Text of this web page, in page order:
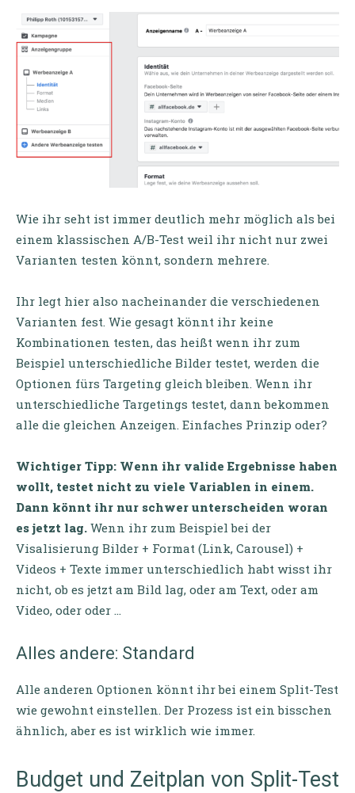
Wie ihr seht ist immer deutlich mehr möglich als bei
einem klassischen A/B-Test weil ihr nicht nur zwei
Varianten testen könnt, sondern mehrere.
Ihr legt hier also nacheinander die verschiedenen
Varianten fest. Wie gesagt könnt ihr keine
Kombinationen testen, das heißt wenn ihr zum
Beispiel unterschiedliche Bilder testet, werden die
Optionen fürs Targeting gleich bleiben. Wenn ihr
unterschiedliche Targetings testet, dann bekommen
alle die gleichen Anzeigen. Einfaches Prinzip oder?
Wichtiger Tipp: Wenn ihr valide Ergebnisse haben
wollt, testet nicht zu viele Variablen in einem.
Dann könnt ihr nur schwer unterscheiden woran
es jetzt lag. Wenn ihr zum Beispiel bei der
Visalisierung Bilder + Format (Link, Carousel) +
Videos + Texte immer unterschiedlich habt wisst ihr
nicht, ob es jetzt am Bild lag, oder am Text, oder am
Video, oder oder …
Alles andere: Standard
Alle anderen Optionen könnt ihr bei einem Split-Test
wie gewohnt einstellen. Der Prozess ist ein bisschen
ähnlich, aber es ist wirklich wie immer.
Budget und Zeitplan von Split-Test